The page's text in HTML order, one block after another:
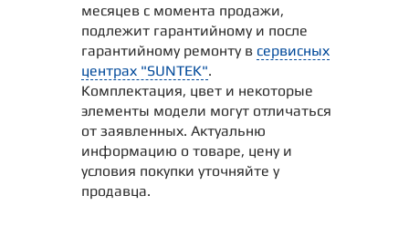
месяцев с момента продажи,
подлежит гарантийному и после
гарантийному ремонту в сервисных
центрах "SUNTEK".
Комплектация, цвет и некоторые
элементы модели могут отличаться
от заявленных. Актуальню
информацию о товаре, цену и
условия покупки уточняйте у
продавца.